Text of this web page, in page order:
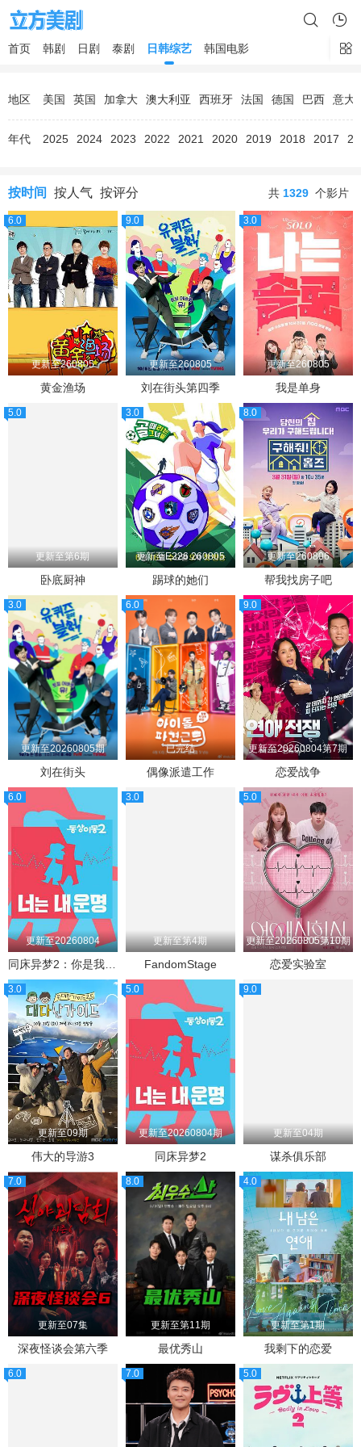
首页 韩剧 日剧 泰剧 日韩综艺 韩国电影
地区 美国 英国 加拿大 澳大利亚 西班牙 法国 德国 巴西 意大
年代 2025 2024 2023 2022 2021 2020 2019 2018 2017
按时间 按人气 按评分 共 1329 个影片
6.0
更新至260805
黄金渔场
9.0
更新至260805
刘在街头第四季
3.0
更新至260805
我是单身
5.0
更新至第6期
卧底厨神
3.0
更新至E226.260805
踢球的她们
8.0
更新至260806
帮我找房子吧
3.0
更新至20260805期
刘在街头
6.0
已完结
偶像派遣工作
9.0
更新至20260804第7期
恋爱战争
6.0
更新至20260804
3.0
更新至第4期
FandomStage
5.0
更新至20260805第10期
恋爱实验室
3.0
更新至09期
伟大的导游3
5.0
更新至20260804期
同床异梦2
9.0
更新至04期
谋杀俱乐部
7.0
更新至07集
深夜怪谈会第六季
8.0
更新至第11期
最优秀山
4.0
更新至第1期
我剩下的恋爱
6.0 7.0 5.0